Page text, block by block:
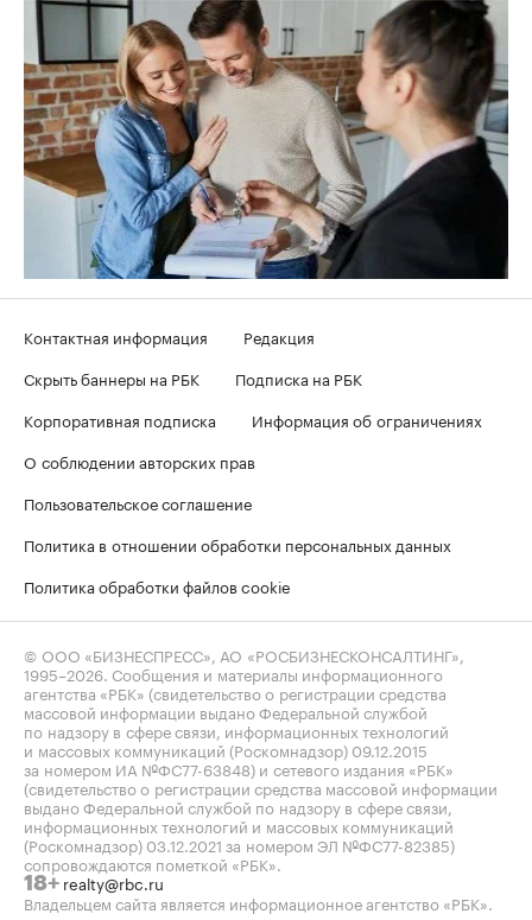
Контактная информация
Редакция
Скрыть баннеры на РБК
Подписка на РБК
Корпоративная подписка
Информация об ограничениях
О соблюдении авторских прав
Пользовательское соглашение
Политика в отношении обработки персональных данных
Политика обработки файлов cookie
© ООО «БИЗНЕСПРЕСС», АО «РОСБИЗНЕСКОНСАЛТИНГ»,
1995–2026. Сообщения и материалы информационного
агентства «РБК» (свидетельство о регистрации средства
массовой информации выдано Федеральной службой
по надзору в сфере связи, информационных технологий
и массовых коммуникаций (Роскомнадзор) 09.12.2015
за номером ИА №ФС77-63848) и сетевого издания «РБК»
(свидетельство о регистрации средства массовой информации
выдано Федеральной службой по надзору в сфере связи,
информационных технологий и массовых коммуникаций
(Роскомнадзор) 03.12.2021 за номером ЭЛ №ФС77-82385)
сопровождаются пометкой «РБК».
18+ realty@rbc.ru
Владельцем сайта является информационное агентство «РБК».